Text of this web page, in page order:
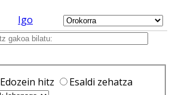
Igo
Edozein hitz
Esaldi zehatza